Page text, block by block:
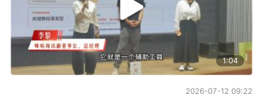
1:04
2026-07-12 09:22